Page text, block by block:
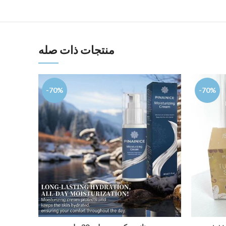
منتجات ذات صله
-70% -70%